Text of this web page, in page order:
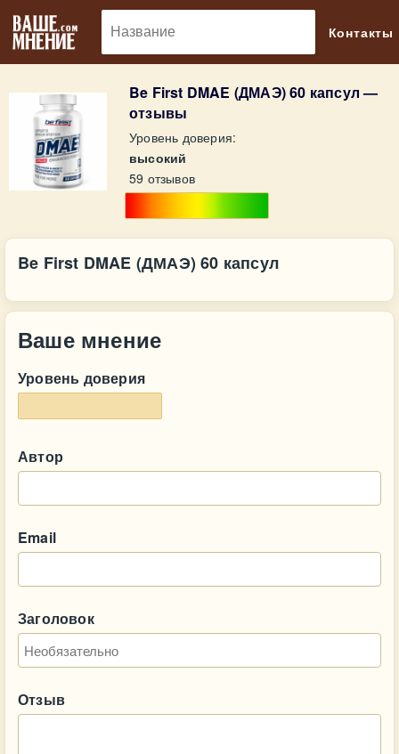
Контакты
Be First DMAE (ДМАЭ) 60 капсул —
отзывы
Уровень доверия:
высокий
59 отзывов
Be First DMAE (ДМАЭ) 60 капсул
Ваше мнение
Уровень доверия
Автор
Email
Заголовок
Отзыв